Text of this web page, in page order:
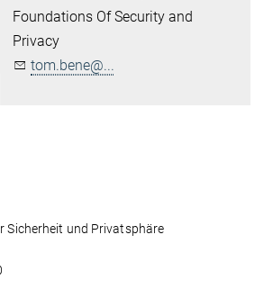
Foundations Of Security and
Privacy
tom.bene@...
Sicherheit und Privatsphäre